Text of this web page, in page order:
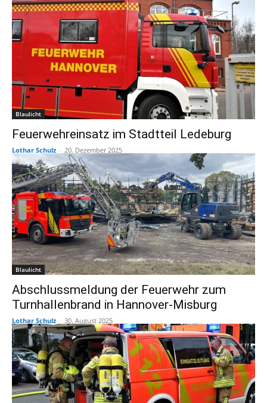
Blaulicht
Feuerwehreinsatz im Stadtteil Ledeburg
Lothar Schulz - 20. Dezember 2025
Blaulicht
Abschlussmeldung der Feuerwehr zum
Turnhallenbrand in Hannover-Misburg
Lothar Schulz - 30. August 2025